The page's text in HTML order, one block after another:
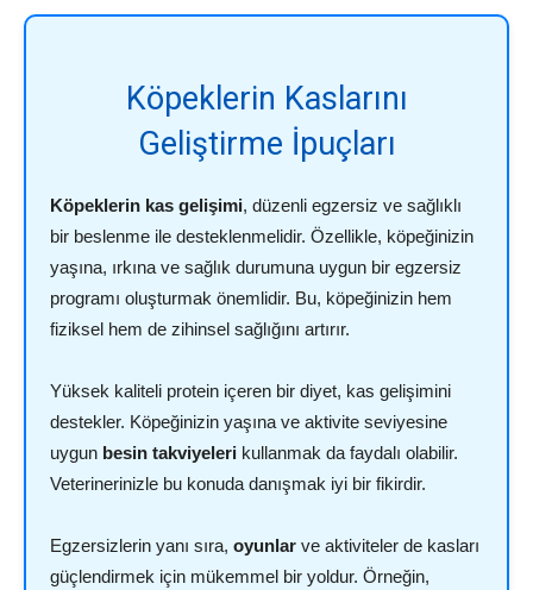
Köpeklerin Kaslarını
Geliştirme İpuçları
Köpeklerin kas gelişimi, düzenli egzersiz ve sağlıklı
bir beslenme ile desteklenmelidir. Özellikle, köpeğinizin
yaşına, ırkına ve sağlık durumuna uygun bir egzersiz
programı oluşturmak önemlidir. Bu, köpeğinizin hem
fiziksel hem de zihinsel sağlığını artırır.
Yüksek kaliteli protein içeren bir diyet, kas gelişimini
destekler. Köpeğinizin yaşına ve aktivite seviyesine
uygun besin takviyeleri kullanmak da faydalı olabilir.
Veterinerinizle bu konuda danışmak iyi bir fikirdir.
Egzersizlerin yanı sıra, oyunlar ve aktiviteler de kasları
güçlendirmek için mükemmel bir yoldur. Örneğin,